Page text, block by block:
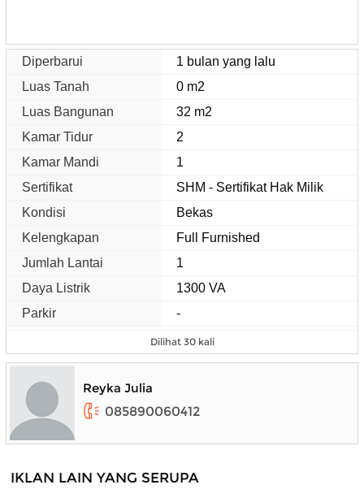
Diperbarui
1 bulan yang lalu
Luas Tanah
0 m2
Luas Bangunan
32 m2
Kamar Tidur
2
Kamar Mandi
1
Sertifikat
SHM - Sertifikat Hak Milik
Kondisi
Bekas
Kelengkapan
Full Furnished
Jumlah Lantai
1
Daya Listrik
1300 VA
Parkir
-
Dilihat 30 kali
Reyka Julia
085890060412
IKLAN LAIN YANG SERUPA